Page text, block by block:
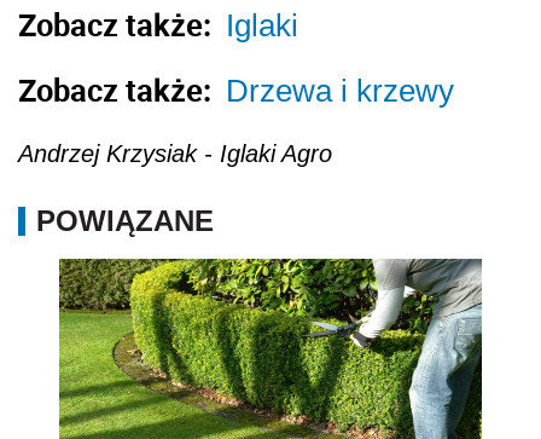
Zobacz także: Iglaki
Zobacz także: Drzewa i krzewy
Andrzej Krzysiak - Iglaki Agro
POWIĄZANE